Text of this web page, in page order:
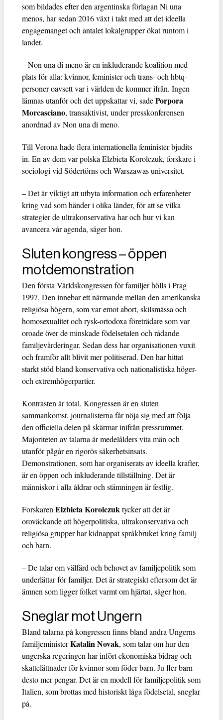
som bildades efter den argentinska förlagan Ni una
menos, har sedan 2016 växt i takt med att det ideella
engagemanget och antalet lokalgrupper ökat runtom i
landet.
– Non una di meno är en inkluderande koalition med
plats för alla: kvinnor, feminister och trans- och hbtq-
personer oavsett var i världen de kommer ifrån. Ingen
lämnas utanför och det uppskattar vi, sadePorpora
Morcasciano, transaktivist, under presskonferensen
anordnad av Non una di meno.
Till Verona hade flera internationella feminister bjudits
in. En av dem var polska Elzbieta Korolczuk, forskare i
sociologi vid Södertörns och Warszawas universitet.
– Det är viktigt att utbyta information och erfarenheter
kring vad som händer i olika länder, för att se vilka
strategier de ultrakonservativa har och hur vi kan
avancera vår agenda, säger hon.
Sluten kongress – öppen
motdemonstration
Den första Världskongressen för familjer hölls i Prag
1997. Den innebar ett närmande mellan den amerikanska
religiösa högern, som var emot abort, skilsmässa och
homosexualitet och rysk-ortodoxa företrädare som var
oroade över de minskade födelsetalen och rådande
familjevärderingar. Sedan dess har organisationen vuxit
och framför allt blivit mer politiserad. Den har hittat
starkt stöd bland konservativa och nationalistiska höger-
och extremhögerpartier.
Kontrasten är total. Kongressen är en sluten
sammankomst, journalisterna får nöja sig med att följa
den officiella delen på skärmar inifrån pressrummet.
Majoriteten av talarna är medelålders vita män och
utanför pågår en rigorös säkerhetsinsats.
Demonstrationen, som har organiserats av ideella krafter,
är en öppen och inkluderande tillställning. Det är
människor i alla åldrar och stämningen är festlig.
Forskaren Elzbieta Korolczuktycker att det är
oroväckande att högerpolitiska, ultrakonservativa och
religiösa grupper har kidnappat språkbruket kring familj
och barn.
– De talar om välfärd och behovet av familjepolitik som
underlättar för familjer. Det är strategiskt eftersom det är
ämnen som ligger folket varmt om hjärtat, säger hon.
Sneglar mot Ungern
Bland talarna på kongressen finns bland andra Ungerns
familjeministerKatalin Novak, som talar om hur den
ungerska regeringen har infört ekonomiska bidrag och
skattelättnader för kvinnor som föder barn. Ju fler barn
desto mer pengar. Det är en modell för familjepolitik som
Italien, som brottas med historiskt låga födelsetal, sneglar
på.